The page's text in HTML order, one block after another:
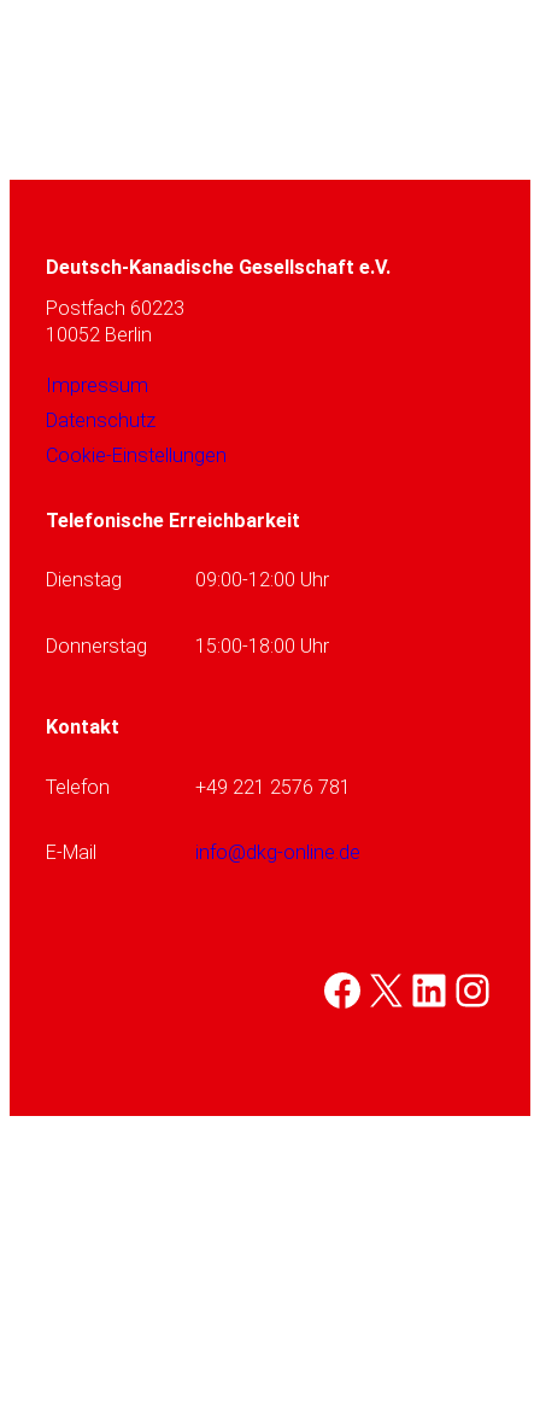
Deutsch-Kanadische Gesellschaft e.V.
Postfach 60223
10052 Berlin
Impressum
Datenschutz
Cookie-Einstellungen
Telefonische Erreichbarkeit
Dienstag 09:00-12:00 Uhr
Donnerstag 15:00-18:00 Uhr
Kontakt
Telefon +49 221 2576 781
E-Mail info@dkg-online.de
Facebook
X